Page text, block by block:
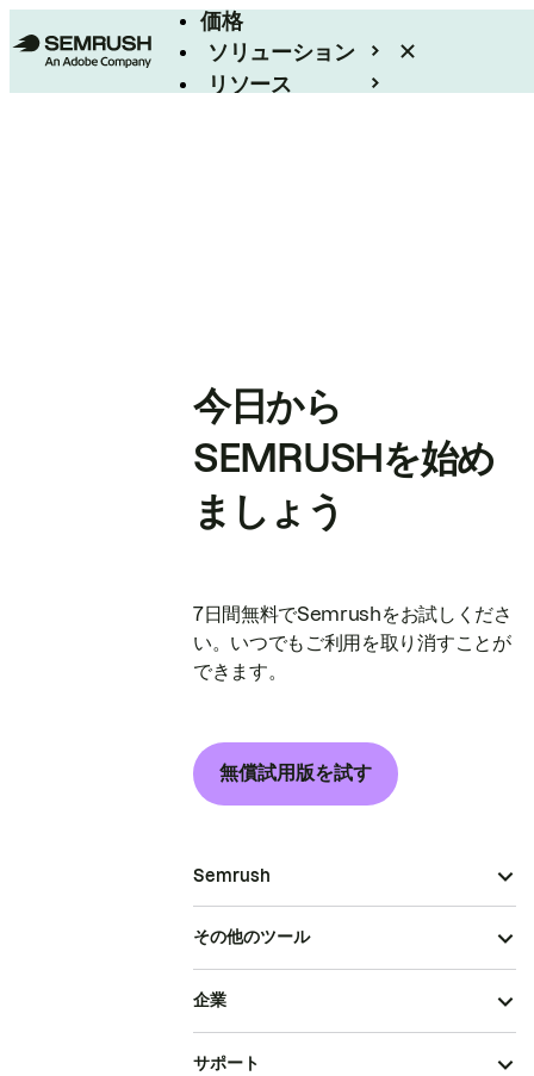
価格
ソリューション
リソース
今日から
SEMRUSHを始め
ましょう
7日間無料でSemrushをお試しくださ
い。いつでもご利用を取り消すことが
できます。
無償試用版を試す
Semrush
その他のツール
企業
サポート